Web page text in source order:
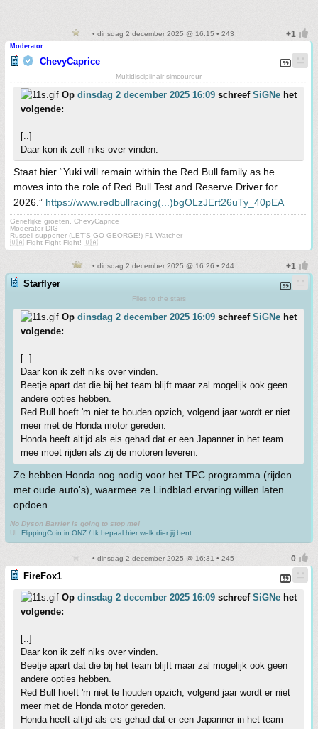
• dinsdag 2 december 2025 @ 16:15 • 243
Moderator
ChevyCaprice
Multidisciplinair simcoureur
Op dinsdag 2 december 2025 16:09 schreef SiGNe het
volgende:
[..]
Daar kon ik zelf niks over vinden.
Staat hier “Yuki will remain within the Red Bull family as he
moves into the role of Red Bull Test and Reserve Driver for
2026.” https://www.redbullracing(...)bgOLzJErt26uTy_40pEA
Gerieflijke groeten, ChevyCaprice
Moderator DIG
Russell-supporter (LET'S GO GEORGE!) F1 Watcher
🇺🇦 Fight Fight Fight! 🇺🇦
• dinsdag 2 december 2025 @ 16:26 • 244
Starflyer
Flies to the stars
Op dinsdag 2 december 2025 16:09 schreef SiGNe het
volgende:
[..]
Daar kon ik zelf niks over vinden.
Beetje apart dat die bij het team blijft maar zal mogelijk ook geen
andere opties hebben.
Red Bull hoeft 'm niet te houden opzich, volgend jaar wordt er niet
meer met de Honda motor gereden.
Honda heeft altijd als eis gehad dat er een Japanner in het team
mee moet rijden als zij de motoren leveren.
Ze hebben Honda nog nodig voor het TPC programma (rijden
met oude auto's), waarmee ze Lindblad ervaring willen laten
opdoen.
No Dyson Barrier is going to stop me!
UI: FlippingCoin in ONZ / Ik bepaal hier welk dier jij bent
• dinsdag 2 december 2025 @ 16:31 • 245
FireFox1
Op dinsdag 2 december 2025 16:09 schreef SiGNe het
volgende:
[..]
Daar kon ik zelf niks over vinden.
Beetje apart dat die bij het team blijft maar zal mogelijk ook geen
andere opties hebben.
Red Bull hoeft 'm niet te houden opzich, volgend jaar wordt er niet
meer met de Honda motor gereden.
Honda heeft altijd als eis gehad dat er een Japanner in het team